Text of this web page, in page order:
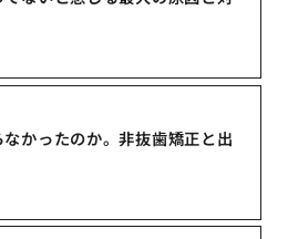
かったのか。非抜歯矯正と出